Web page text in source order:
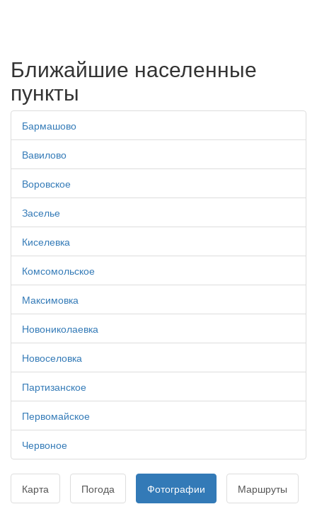
Ближайшие населенные
пункты
Бармашово
Вавилово
Воровское
Заселье
Киселевка
Комсомольское
Максимовка
Новониколаевка
Новоселовка
Партизанское
Первомайское
Червоное
Карта Погода Фотографии Маршруты